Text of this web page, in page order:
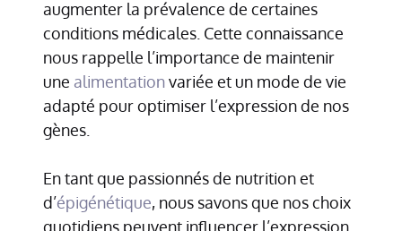
augmenter la prévalence de certaines
conditions médicales. Cette connaissance
nous rappelle l’importance de maintenir
une alimentationvariée et un mode de vie
adapté pour optimiser l’expression de nos
gènes.
En tant que passionnés de nutrition et
d’épigénétique, nous savons que nos choix
quotidiens peuvent influencer l’expression